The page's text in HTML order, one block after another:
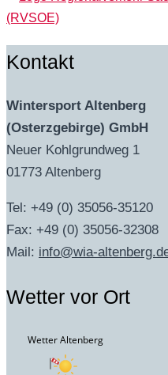
Kontakt
Wintersport Altenberg
(Osterzgebirge) GmbH
Neuer Kohlgrundweg 1
01773 Altenberg
Tel: +49 (0) 35056-35120
Fax: +49 (0) 35056-32308
Mail: info@wia-
Wetter vor Ort
Wetter Altenberg